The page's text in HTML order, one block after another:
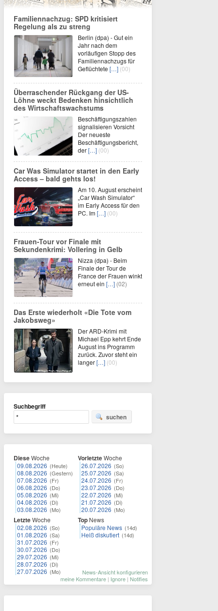
Familiennachzug: SPD kritisiert
Regelung als zu streng
Berlin (dpa) - Gut ein
Jahr nach dem
vorläufigen Stopp des
Familiennachzugs für
Geflüchtete […] (00)
Überraschender Rückgang der US-
Löhne weckt Bedenken hinsichtlich
des Wirtschaftswachstums
Beschäftigungszahlen
signalisieren Vorsicht
Der neueste
Beschäftigungsbericht,
der[…] (00)
Car Was Simulator startet in den Early
Access – bald gehts los!
Am 10. August erscheint
„Car Wash Simulator“
im Early Access für den
PC. Im[…] (00)
Frauen-Tour vor Finale mit
Sekundenkrimi: Vollering in Gelb
Nizza (dpa) - Beim
Finale der Tour de
France der Frauen winkt
erneut ein […] (02)
Das Erste wiederholt «Die Tote vom
Jakobsweg»
Der ARD-Krimi mit
Michael Epp kehrt Ende
August ins Programm
zurück. Zuvor steht ein
langer[…] (00)
Suchbegriff
suchen
DieseWoche
09.08.2026 (Heute)
08.08.2026 (Gestern)
07.08.2026 (Fr)
06.08.2026 (Do)
05.08.2026 (Mi)
04.08.2026 (Di)
03.08.2026 (Mo)
LetzteWoche
02.08.2026 (So)
01.08.2026 (Sa)
31.07.2026 (Fr)
30.07.2026 (Do)
29.07.2026 (Mi)
28.07.2026 (Di)
27.07.2026 (Mo)
VorletzteWoche
26.07.2026 (So)
25.07.2026 (Sa)
24.07.2026 (Fr)
23.07.2026 (Do)
22.07.2026 (Mi)
21.07.2026 (Di)
20.07.2026 (Mo)
Top News
Populäre News (14d)
Heiß diskutiert (14d)
News-Ansicht konfigurieren
meine Kommentare | Ignore | Notifies